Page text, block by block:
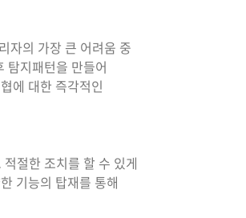
자의 가장 큰 어려움 중
탐지패턴을 만들어
에 대한 즉각적인
절한 조치를 할 수 있게
기능의 탑재를 통해